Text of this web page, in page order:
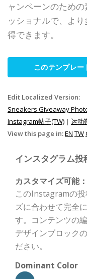
ャンペーンのため
ッショナルで、よ
得できます。
このテンプレー
Edit Localized Version:
Sneakers Giveaway
Instagram帖子(TW) | 运动
View this page in:EN TW
インスタグラム
カスタマイズ可能：
このInstagramの
ズに合わせて完全
す。コンテンツの
デザインブロック
ださい。
Dominant Color